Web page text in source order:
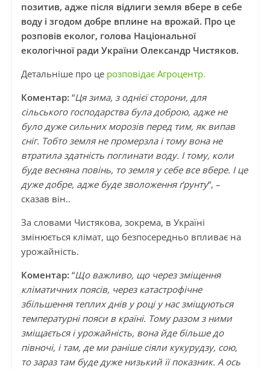
позитив, адже після відлиги земля вбере в себе
воду і згодом добре вплине на врожай. Про це
розповів еколог, голова Національної
екологічної ради України Олександр Чистяков.
Детальніше про це розповідає Агроцентр.
Коментар: “Ця зима, з однієї сторони, для
сільського господарства була доброю, адже не
було дуже сильних морозів перед тим, як випав
сніг. Тобто земля не промерзла і тому вона не
втратила здатність поглинати воду. І тому, коли
буде весняна повінь, то земля у себе все вбере. І це
дуже добре, адже буде зволоження ґрунту“, –
сказав він..
За словами Чистякова, зокрема, в Україні
змінюється клімат, що безпосередньо впливає на
урожайність.
Коментар: “Що важливо, що через зміщення
кліматичних поясів, через катастрофічне
збільшення теплих днів у році у нас зміщуються
температурні пояси в країні. Тому разом з ними
зміщається і урожайність, вона йде більше до
півночі, і там, де ми раніше сіяли кукурудзу, сою,
то зараз там буде дуже низький її показник. А ось